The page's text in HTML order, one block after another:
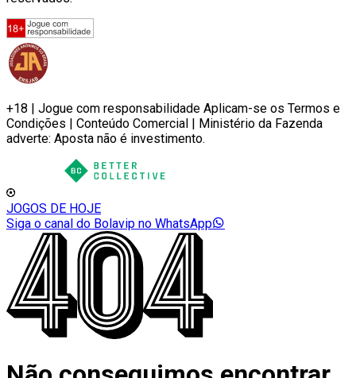
+18 | Jogue com responsabilidade Aplicam-se os Termos e
Condições | Conteúdo Comercial | Ministério da Fazenda
adverte: Aposta não é investimento.
JOGOS DE HOJE
Siga o canal do Bolavip no WhatsApp